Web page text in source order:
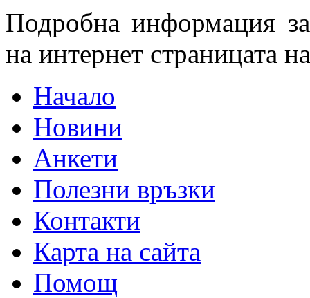
Подробна информация
на интернет страницата
Начало
Новини
Анкети
Полезни връзки
Контакти
Карта на сайта
Помощ